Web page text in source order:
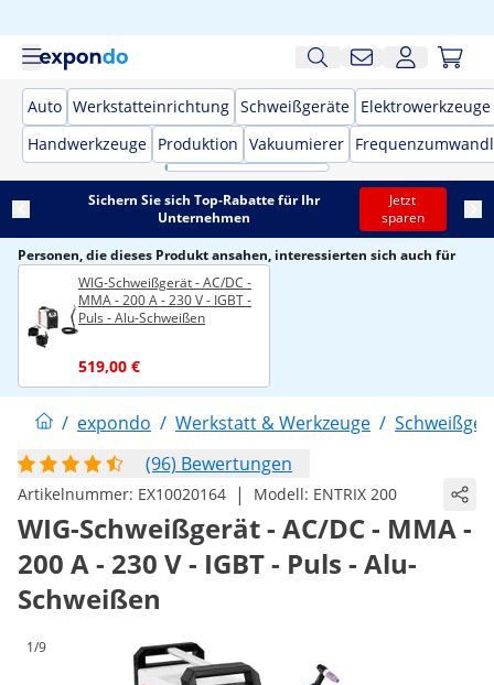
Auto Werkstatteinrichtung Schweißgeräte Elektrowerkzeuge
Handwerkzeuge Produktion Vakuumierer
Sichern Sie sich Top-Rabatte für Ihr
Unternehmen
Jetzt
sparen
Personen, die dieses Produkt ansahen, interessierten sich auch für
WIG-Schweißgerät - AC/DC -
MMA - 200 A - 230 V - IGBT -
Puls - Alu-Schweißen
519,00 €
/ expondo / Werkstatt & Werkzeuge /
(96) Bewertungen
Artikelnummer: EX10020164 | Modell: ENTRIX 200
WIG-Schweißgerät - AC/DC - MMA -
200 A - 230 V - IGBT - Puls - Alu-
Schweißen
1/9